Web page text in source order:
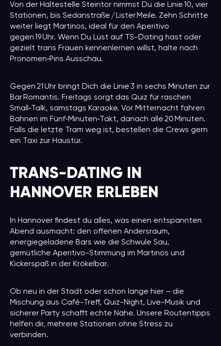
Von der Haltestelle Steintor nimmst Du die Linie 10, vier
Stationen, bis Sedanstraße / Lister Meile. Zehn Schritte
weiter liegt Martinos, ideal für den Aperitivo
gegen 19 Uhr. Wenn Du Lust auf TS-Dating hast oder
gezielt trans Frauen kennenlernen willst, halte nach
Pronomen‑Pins Ausschau.
Gegen 21 Uhr bringt Dich die Linie 3 in sechs Minuten zur
Bar Romantis. Freitags sorgt das Quiz für raschen
Small‑Talk, samstags Karaoke. Vor Mitternacht fahren
Bahnen im Fünf‑Minuten‑Takt, danach alle 20 Minuten.
Falls die letzte Tram weg ist, bestellen die Crews gern
ein Taxi zur Haustür.
TRANS-DATING IN
HANNOVER ERLEBEN
In Hannover findest du alles, was einen entspannten
Abend ausmacht: den offenen Andersraum,
energiegeladene Bars wie die Schwule Sau,
gemütliche Aperitivo-Stimmung im Martinos und
Kickerspaß in der Krökelbar.
Ob neu in der Stadt oder schon lange hier – die
Mischung aus Café-Treff, Quiz-Night, Live-Musik und
sicherer Party schafft echte Nähe. Unsere Routentipps
helfen dir, mehrere Stationen ohne Stress zu
verbinden.